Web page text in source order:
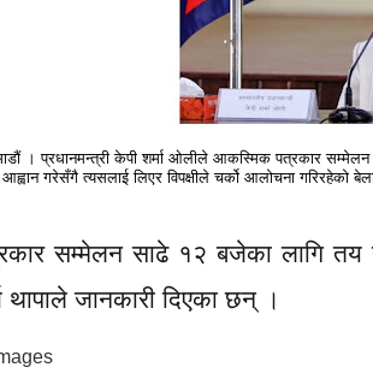
। प्रधानमन्त्री केपी शर्मा ओलीले आकस्मिक पत्रकार सम्मेलन
आह्वान गरेसँगै त्यसलाई लिएर विपक्षीले चर्को आलोचना
सम्मेलन साढे १२ बजेका लागि तय
थापाले जानकारी दिएका छन् ।